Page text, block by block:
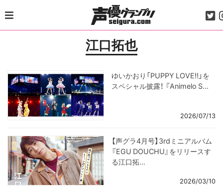
to
content
江口拓也
ゆいかおり「PUPPY LOVE!!」を
スペシャル披露！ 『Animelo S...
2026/07/13
【声グラ4月号】3rdミニアルバム
『EGU DOUCHU』をリリースす
る江口拓...
2026/03/10